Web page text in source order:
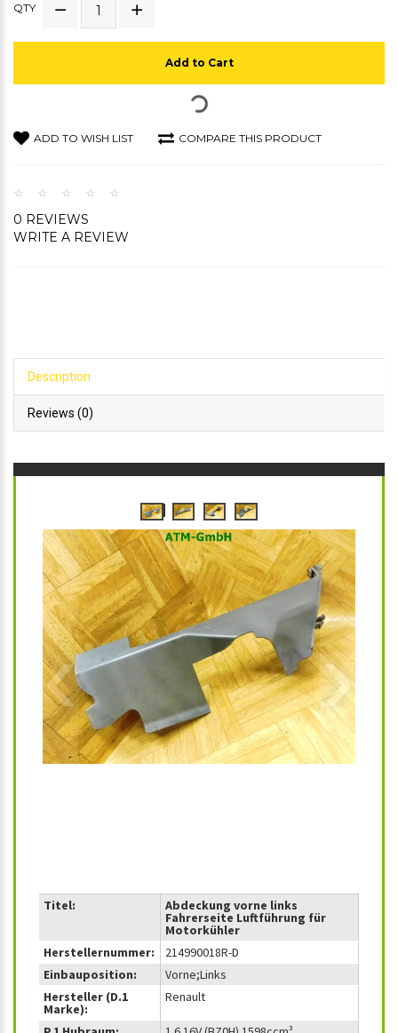
QTY
Add to Cart
ADD TO WISH LIST COMPARE THIS PRODUCT
0 REVIEWS
WRITE A REVIEW
Description
Reviews (0)
‹ ›
Titel: Abdeckung vorne links
Fahrerseite Luftführung für
Motorkühler
Herstellernummer:
214990018R-D
Einbauposition:
Vorne;Links
Hersteller (D.1
Marke):
Renault